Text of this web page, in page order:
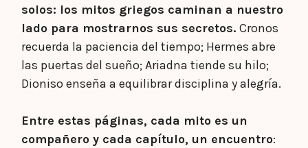
solos: los mitos griegos caminan a nuestro
lado para mostrarnos sus secretos.Cronos
recuerda la paciencia del tiempo; Hermes abre
las puertas del sueño; Ariadna tiende su hilo;
Dioniso enseña a equilibrar disciplina y alegría.
Entre estas páginas, cada mito es un
compañero y cada capítulo, un encuentro: